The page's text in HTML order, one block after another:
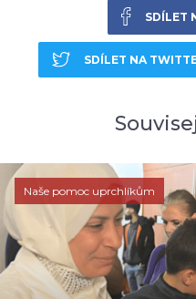
SDÍLET
SDÍLET NA
Naše pomoc uprchlíkům